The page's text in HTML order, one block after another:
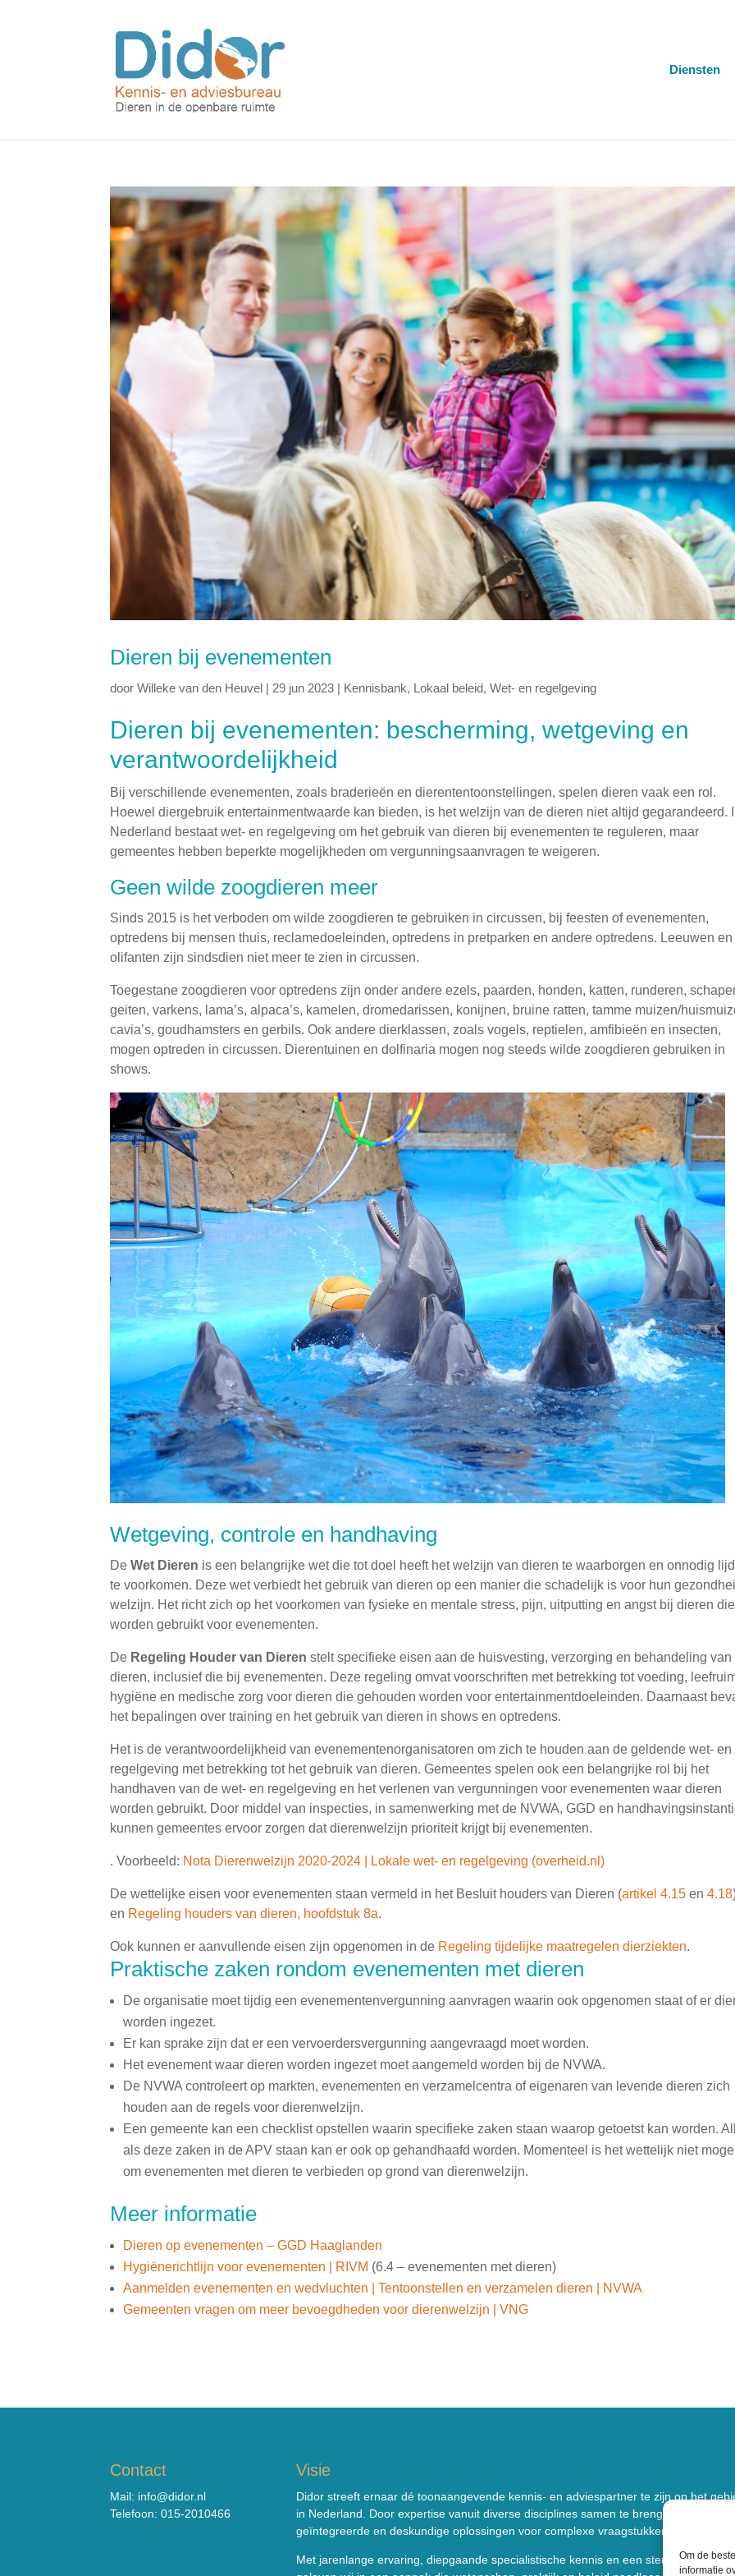
Om de
informatie
Diensten
Dieren bij evenementen
doorWilleke van den Heuvel | 29 jun 2023 | Kennisbank, Lokaal beleid,Wet- en regelgeving
Dieren bij evenementen: bescherming, wetgeving en
verantwoordelijkheid
Bij verschillende evenementen, zoals braderieën en dierententoonstellingen, spelen dieren vaak een rol.
Hoewel diergebruik entertainmentwaarde kan bieden, is het welzijn van de dieren niet altijd gegarandeerd.
Nederland bestaat wet- en regelgeving om het gebruik van dieren bij evenementen te reguleren, maar
gemeentes hebben beperkte mogelijkheden om vergunningsaanvragen te weigeren.
Geen wilde zoogdieren meer
Sinds 2015 is het verboden om wilde zoogdieren te gebruiken in circussen, bij feesten of evenementen,
optredens bij mensen thuis, reclamedoeleinden, optredens in pretparken en andere optredens. Leeuwen en
olifanten zijn sindsdien niet meer te zien in circussen.
Toegestane zoogdieren voor optredens zijn onder andere ezels, paarden, honden, katten, runderen,
geiten, varkens, lama’s, alpaca’s, kamelen, dromedarissen, konijnen, bruine ratten, tamme muizen/
cavia’s, goudhamsters en gerbils. Ook andere dierklassen, zoals vogels, reptielen, amfibieën en insecten,
mogen optreden in circussen. Dierentuinen en dolfinaria mogen nog steeds wilde zoogdieren gebruiken in
shows.
Wetgeving, controle en handhaving
DeWet Dieren is een belangrijke wet die tot doel heeft het welzijn van dieren te waarborgen en onnodig
te voorkomen. Deze wet verbiedt het gebruik van dieren op een manier die schadelijk is voor hun
welzijn. Het richt zich op het voorkomen van fysieke en mentale stress, pijn, uitputting en angst bij dieren die
worden gebruikt voor evenementen.
De Regeling Houder van Dieren stelt specifieke eisen aan de huisvesting, verzorging en behandeling van
dieren, inclusief die bij evenementen. Deze regeling omvat voorschriften met betrekking tot voeding,
hygiëne en medische zorg voor dieren die gehouden worden voor entertainmentdoeleinden. Daarnaast
het bepalingen over training en het gebruik van dieren in shows en optredens.
Het is de verantwoordelijkheid van evenementenorganisatoren om zich te houden aan de geldende wet- en
regelgeving met betrekking tot het gebruik van dieren. Gemeentes spelen ook een belangrijke rol bij het
handhaven van de wet- en regelgeving en het verlenen van vergunningen voor evenementen waar dieren
worden gebruikt. Door middel van inspecties, in samenwerking met de NVWA, GGD en
kunnen gemeentes ervoor zorgen dat dierenwelzijn prioriteit krijgt bij evenementen.
. Voorbeeld: Nota Dierenwelzijn 2020-2024 | Lokale wet- en regelgeving (overheid.nl)
De wettelijke eisen voor evenementen staan vermeld in het Besluit houders van Dieren (artikel 4.15 en4.18
en Regeling houders van dieren, hoofdstuk 8a.
Ook kunnen er aanvullende eisen zijn opgenomen in de Regeling tijdelijke maatregelen dierziekten.
Praktische zaken rondom evenementen met dieren
De organisatie moet tijdig een evenementenvergunning aanvragen waarin ook opgenomen staat of er
worden ingezet.
Er kan sprake zijn dat er een vervoerdersvergunning aangevraagd moet worden.
Het evenement waar dieren worden ingezet moet aangemeld worden bij de NVWA.
De NVWA controleert op markten, evenementen en verzamelcentra of eigenaren van levende dieren zich
houden aan de regels voor dierenwelzijn.
Een gemeente kan een checklist opstellen waarin specifieke zaken staan waarop getoetst kan worden.
als deze zaken in de APV staan kan er ook op gehandhaafd worden. Momenteel is het wettelijk niet
om evenementen met dieren te verbieden op grond van dierenwelzijn.
Meer informatie
Dieren op evenementen – GGD Haaglanden
Hygiënerichtlijn voor evenementen | RIVM (6.4 – evenementen met dieren)
Aanmelden evenementen en wedvluchten | Tentoonstellen en verzamelen dieren | NVWA
Gemeenten vragen om meer bevoegdheden voor dierenwelzijn | VNG
Contact
Mail: info@didor.nl
Telefoon:015-2010466
Visie
Didor streeft ernaar dé toonaangevende kennis- en adviespartner te zijn op het
in Nederland. Door expertise vanuit diverse disciplines samen te brengen, bieden we
geïntegreerde en deskundige oplossingen voor complexe vraagstukken rondom
Met jarenlange ervaring, diepgaande specialistische kennis en een sterk